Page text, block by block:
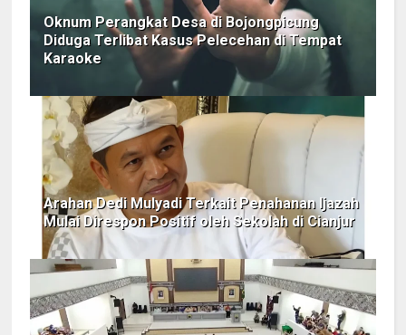
Oknum Perangkat Desa di Bojongpicung
Diduga Terlibat Kasus Pelecehan di Tempat
Karaoke
Arahan Dedi Mulyadi Terkait Penahanan Ijazah
Mulai Direspon Positif oleh Sekolah di Cianjur